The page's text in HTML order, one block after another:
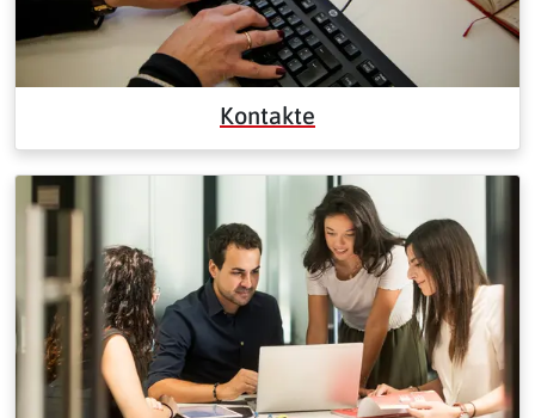
Kontakte